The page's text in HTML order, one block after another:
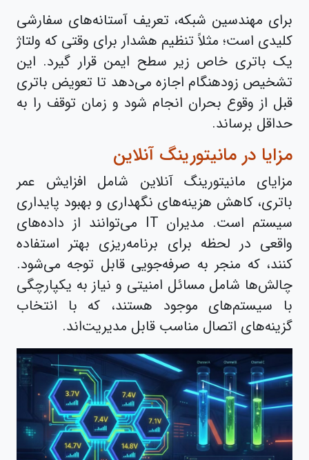
برای مهندسین شبکه، تعریف آستانه‌های سفارشی
کلیدی است؛ مثلاً تنظیم هشدار برای وقتی که ولتاژ
یک باتری خاص زیر سطح ایمن قرار گیرد. این
تشخیص زودهنگام اجازه می‌دهد تا تعویض باتری
قبل از وقوع بحران انجام شود و زمان توقف را به
حداقل برساند.
مزایا در مانیتورینگ آنلاین
مزایای مانیتورینگ آنلاین شامل افزایش عمر
باتری، کاهش هزینه‌های نگهداری و بهبود پایداری
سیستم است. مدیران IT می‌توانند از داده‌های
واقعی در لحظه برای برنامه‌ریزی بهتر استفاده
کنند، که منجر به صرفه‌جویی قابل توجه می‌شود.
چالش‌ها شامل مسائل امنیتی و نیاز به یکپارچگی
با سیستم‌های موجود هستند، که با انتخاب
گزینه‌های اتصال مناسب قابل مدیریت‌اند.